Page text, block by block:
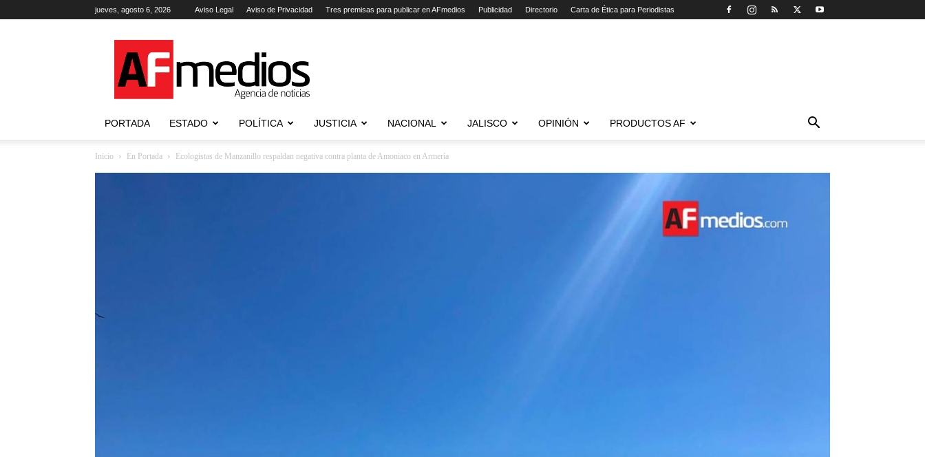
jueves, agosto 6, 2026 Aviso Legal Aviso de Privacidad Tres premisas para publicar en AFmedios Publicidad Directorio Carta de Ética para Periodistas
Agencia
de
Noticias
PORTADA ESTADO POLÍTICA JUSTICIA NACIONAL JALISCO OPINIÓN PRODUCTOS AF
Inicio En Portada Ecologistas de Manzanillo respaldan negativa contra planta de Amoniaco en Armería